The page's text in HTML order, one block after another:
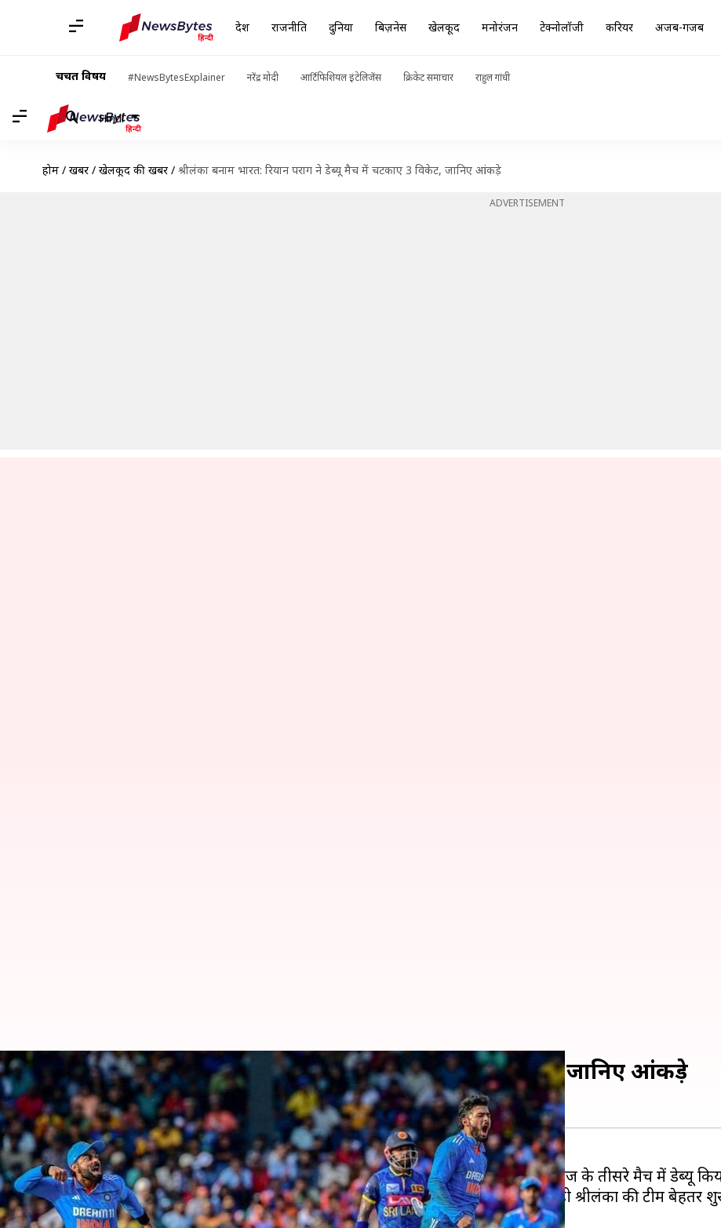
देश राजनीति दुनिया बिज़नेस खेलकूद मनोरंजन टेक्नोलॉजी करियर अजब-गजब
चर्चित विषय #NewsBytesExplainer नरेंद्र मोदी आर्टिफिशियल इंटेलिजेंस क्रिकेट समाचार राहुल गांधी
Hindi
होम / खबरें / खेलकूद की खबरें / श्रीलंका बनाम भारत: रियान पराग ने डेब्यू मैच में चटकाए 3 विकेट, जानिए आंकड़े
ADVERTISEMENT
श्रीलंका बनाम भारत: रियान पराग ने डेब्यू मैच में चटकाए 3 विकेट, जानिए आंकड़े
लेखन भारत शर्मा Aug 07, 2024 07:34 pm
क्या है खबर?
भारतीय क्रिकेट टीम के ऑलराउंडर रियान पराग ने बुधवार कोश्रीलंका क्रिकेट टीमके खिलाफ वनडे सीरीज के तीसरे मैच में डेब्यू
इस दौरान उन्होंने बेहतरीन गेंदबाजी करते हुए 3 विकेट अपने नाम किए। उनकी गेंदबाजी के कारण ही श्रीलंका की टीम
में सफल रही।